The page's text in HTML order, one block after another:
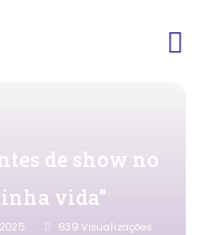
de show no
vida”
639 Visualizações